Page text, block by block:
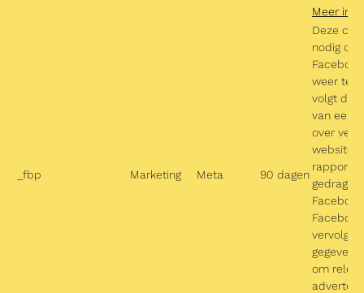
Meer
_fbp Marketing Meta 90 dagen
Deze
nodig om
weer te
volgt de
van een
over
websites
gedrag
om